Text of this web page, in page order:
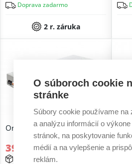
Doprava zadarmo
2 r. záruka
Ortopedický matrac Fyzio Air
395,00 €
2 až 5 prac. dní
Vita
O súboroch cookie
stránke
Súbory cookie používame na
a analýzu informácií o
stránok, na poskytovanie
médií a na vylepšenie a
reklám.